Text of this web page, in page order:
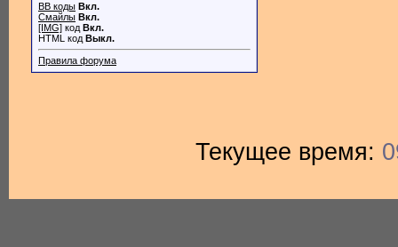
BB коды Вкл.
Смайлы Вкл.
[IMG] код Вкл.
HTML код Выкл.
Правила форума
Текущее время: